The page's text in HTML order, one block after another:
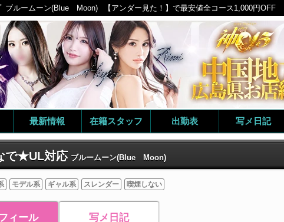
ブルームーン(Blue Moon) 【アンダー見た！】で最安値全コース1,000円OFF
最新情報 在籍スタッフ 出勤表 写メ日記
で★UL対応 ブルームーン(Blue Moon)
モデル系 ギャル系 スレンダー 喫煙しない
ィール 写メ日記